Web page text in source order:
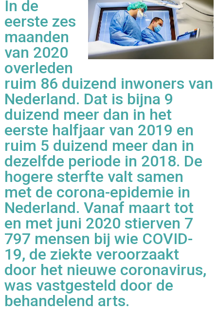
In de
eerste zes
maanden
van 2020
overleden
ruim 86 duizend inwoners van
Nederland. Dat is bijna 9
duizend meer dan in het
eerste halfjaar van 2019 en
ruim 5 duizend meer dan in
dezelfde periode in 2018. De
hogere sterfte valt samen
met de corona-epidemie in
Nederland. Vanaf maart tot
en met juni 2020 stierven 7
797 mensen bij wie COVID-
19, de ziekte veroorzaakt
door het nieuwe coronavirus,
was vastgesteld door de
behandelend arts.